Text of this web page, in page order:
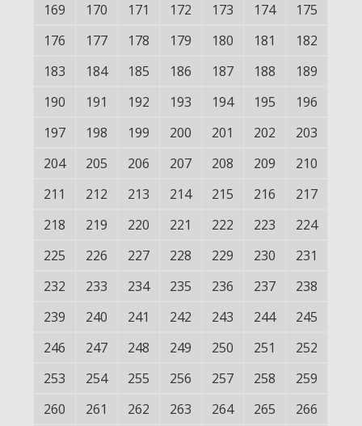
169
170 171 172 173 174
175
176
177 178 179 180 181
182
183
184 185 186 187 188
189
190
191 192 193 194 195
196
197
198 199 200 201 202
203
204
205 206 207 208 209
210
211
212 213 214 215 216
217
218
219 220 221 222 223
224
225
226 227 228 229 230
231
232
233 234 235 236 237
238
239
240 241 242 243 244
245
246
247 248 249 250 251
252
253
254 255 256 257 258
259
260
261 262 263 264 265
266